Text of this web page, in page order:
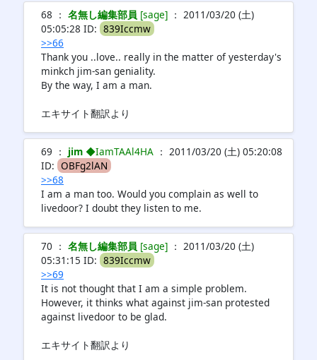
68 ： 名無し編集部員 [sage] ： 2011/03/20 (土)
05:05:28 ID: 839Iccmw
>>66
Thank you ..love.. really in the matter of yesterday's
minkch jim-san geniality.
By the way, I am a man.
エキサイト翻訳より
69 ： jim ◆IamTAAl4HA ： 2011/03/20 (土) 05:20:08
ID: OBFg2lAN
>>68
I am a man too. Would you complain as well to
livedoor? I doubt they listen to me.
70 ： 名無し編集部員 [sage] ： 2011/03/20 (土)
05:31:15 ID: 839Iccmw
>>69
It is not thought that I am a simple problem.
However, it thinks what against jim-san protested
against livedoor to be glad.
エキサイト翻訳より